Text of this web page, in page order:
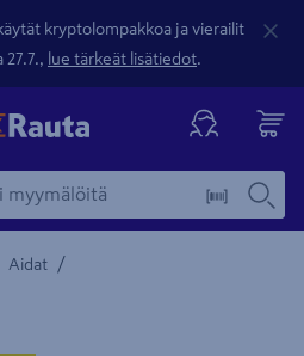
kryptolompakkoa ja vierailit
27.7., lue tärkeät lisätiedot.
Aidat /
Tuotteen kuvaus -